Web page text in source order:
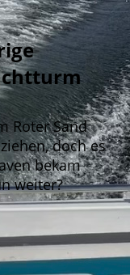
Roter Sand
doch es
bekam
weiter?